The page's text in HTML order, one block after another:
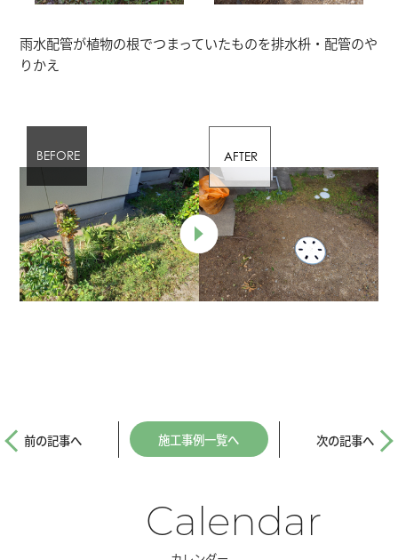
雨水配管が植物の根でつまっていたものを排水枡・配管のや
りかえ
前の記事へ 施工事例一覧へ 次の記事へ
Calendar